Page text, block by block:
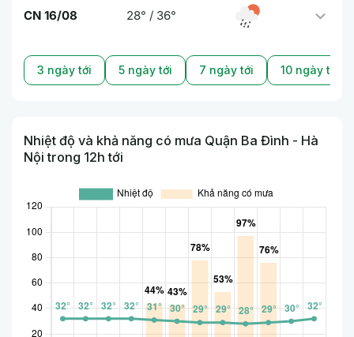
CN 16/08 28° / 36°
3 ngày tới 5 ngày tới 7 ngày tới 10 ngày tới
Nhiệt độ và khả năng có mưa Quận Ba Đình - Hà
Nội trong 12h tới